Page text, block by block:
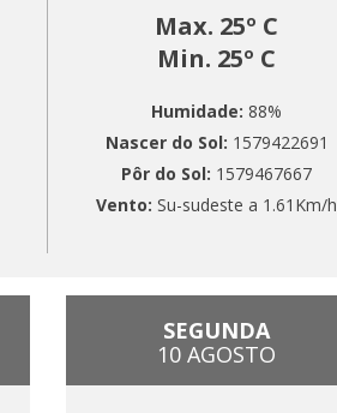
Max. 25º C
Min. 25º C
Humidade: 88%
Nascer do Sol: 1579422691
Pôr do Sol: 1579467667
Vento: Su-sudeste a 1.61Km/h
SEGUNDA
10 AGOSTO